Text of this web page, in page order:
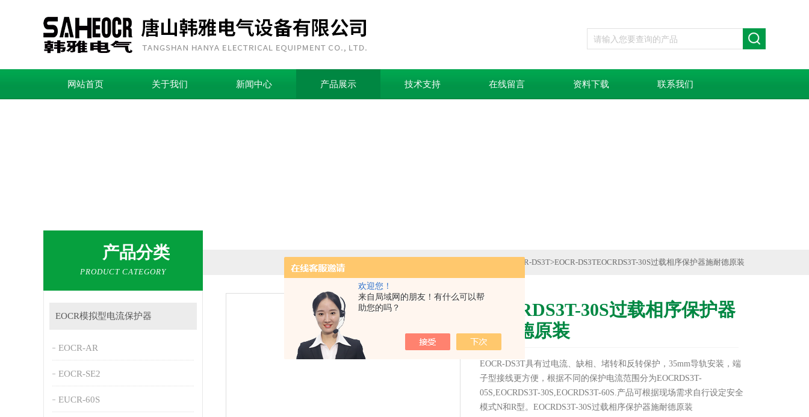
欢迎您！
来自局域网的朋友！有什么可以帮
助您的吗？
网站首页 关于我们 新闻中心 产品展示 技术支持 在线留言 资料下载 联系我们
产品分类
PRODUCT CATEGORY
EOCR模拟型电流保护器
EOCR-AR
EOCR-SE2
EUCR-60S
首页 施耐德EOCR-DS3T>EOCR-DS3TEOCRDS3T-30S过载相序保护器施耐德原装
EOCRDS3T-30S过载相序保护器
施耐德原装
EOCR-DS3T具有过电流、缺相、堵转和反转保护，35mm导轨安装，端
子型接线更方便，根据不同的保护电流范围分为EOCRDS3T-
05S,EOCRDS3T-30S,EOCRDS3T-60S.产品可根据现场需求自行设定安全
模式N和R型。EOCRDS3T-30S过载相序保护器施耐德原装